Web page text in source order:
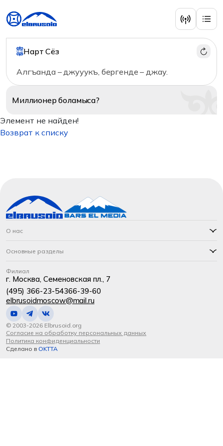
Нарт Сёз
Алгъанда – джууукъ, бергенде – джау.
Миллионерболамыса?
Элемент не найден!
Возврат к списку
О нас
Основные разделы
Филиал
г. Москва, Семеновская пл., 7
(495) 366-23-54366-39-60
elbrusoidmoscow@mail.ru
© 2003-2026 Elbrusoid.org
Согласие на обработку персональных данных
Политика конфиденциальности
Сделано в OKTTA